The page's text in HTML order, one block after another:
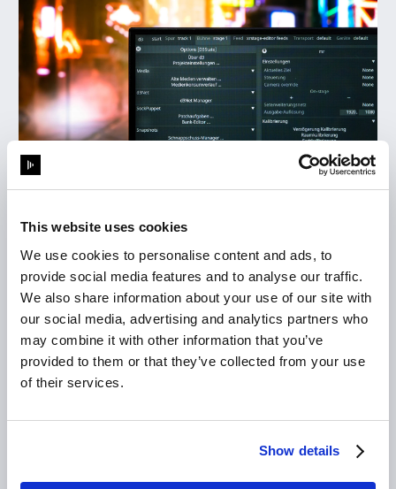
This website uses cookies
We use cookies to personalise content and ads, to
provide social media features and to analyse our traffic.
We also share information about your use of our site with
our social media, advertising and analytics partners who
may combine it with other information that you’ve
provided to them or that they’ve collected from your use
of their services.
Show details
und global. Wir verstehen, dass viele
unserer Benutzer keine englischen
Muttersprachler sind und möchten
ihnen ermöglichen, komplexe
Probleme zu lösen, ohne sich um die
Sprachbarriere kümmern zu müssen.
Mit r20 ermöglichen wir unserer
disguise-Community, von überall auf